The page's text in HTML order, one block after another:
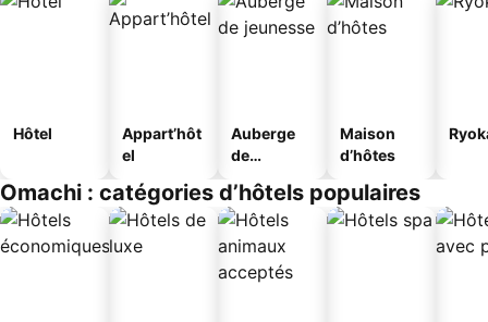
Hôtel
Appart’hôt
el
Auberge
de
Maison
d’hôtes
Omachi : catégories d’hôtels populaires